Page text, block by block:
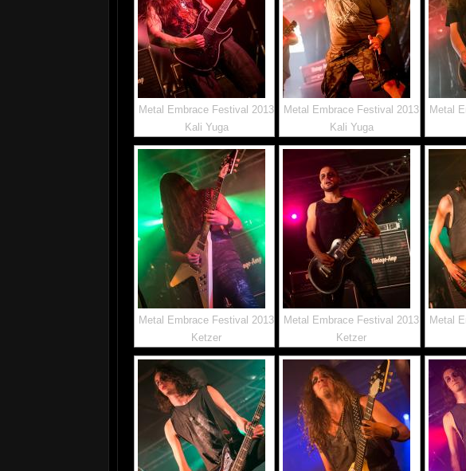
Metal Embrace Festival 2013
Kali Yuga
Metal Embrace Festival 2013
Kali Yuga
Metal
Metal Embrace Festival 2013
Ketzer
Metal Embrace Festival 2013
Ketzer
Metal